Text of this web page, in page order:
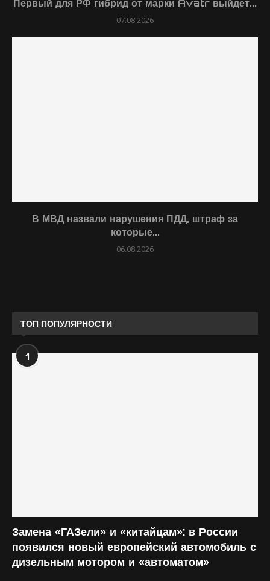
Первый для РФ гибрид от марки Avatr выйдет...
07.08.2026
В МВД назвали нарушения ПДД, штраф за
которые...
06.08.2026
ТОП ПОПУЛЯРНОСТИ
1
Замена «ГАЗели» и «китайцам»: в России
появился новый европейский автомобиль с
дизельным мотором и «автоматом»